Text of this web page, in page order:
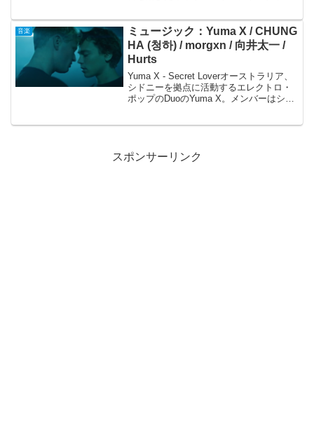
音楽
ミュージック：Yuma X / CHUNG
HA (청하) / morgxn / 向井太一 /
Hurts
Yuma X - Secret Loverオーストラリア、
シドニーを拠点に活動するエレクトロ・
ポップのDuoのYuma X。メンバーはシン
スポンサーリンク